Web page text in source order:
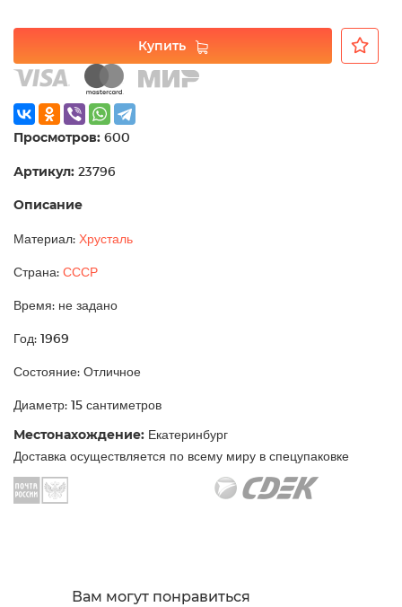
Купить
Просмотров: 600
Артикул: 23796
Описание
Материал: Хрусталь
Страна: СССР
Время: не задано
Год: 1969
Состояние: Отличное
Диаметр: 15 сантиметров
Местонахождение: Екатеринбург
Доставка осуществляется по всему миру в спецупаковке
Вам могут понравиться